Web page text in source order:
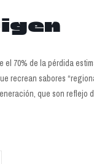
70% de la pérdida
recrean sabores
que son